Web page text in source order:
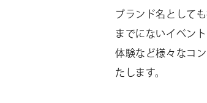
ブランド名として
までにないイベン
体験など様々なコ
たします。